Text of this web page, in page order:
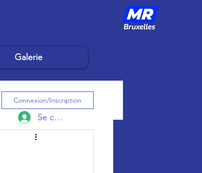
Galerie
Connexion/Inscription
Se connecter